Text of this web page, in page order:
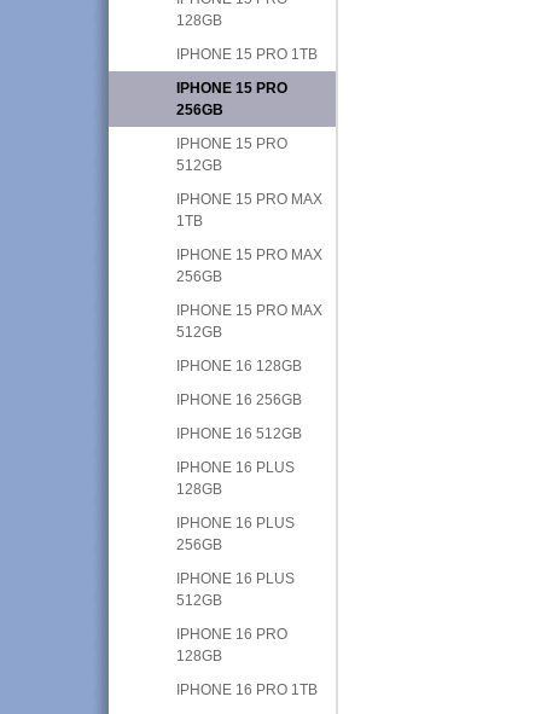
128GB
IPHONE 15 PRO 1TB
IPHONE 15 PRO
256GB
IPHONE 15 PRO
512GB
IPHONE 15 PRO MAX
1TB
IPHONE 15 PRO MAX
256GB
IPHONE 15 PRO MAX
512GB
IPHONE 16 128GB
IPHONE 16 256GB
IPHONE 16 512GB
IPHONE 16 PLUS
128GB
IPHONE 16 PLUS
256GB
IPHONE 16 PLUS
512GB
IPHONE 16 PRO
128GB
IPHONE 16 PRO 1TB